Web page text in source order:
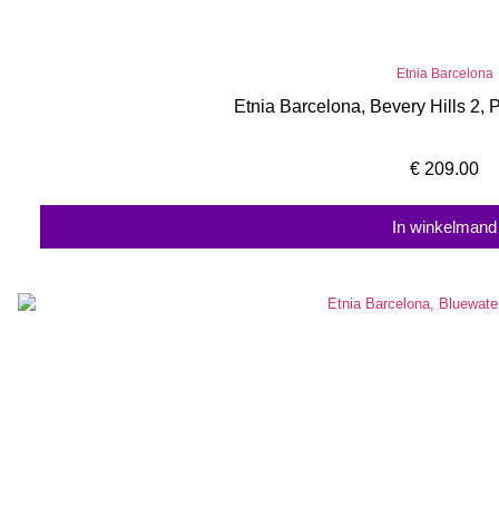
Etnia Barcelona
Etnia Barcelona, Bevery Hills 2,
€ 209.00
In winkelmand